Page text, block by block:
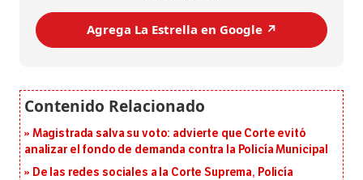
Agrega La Estrella en Google ↗️
Magistrada salva su voto: advierte que Corte evitó
analizar el fondo de demanda contra la Policía Municipal
De las redes sociales a la Corte Suprema, Policía